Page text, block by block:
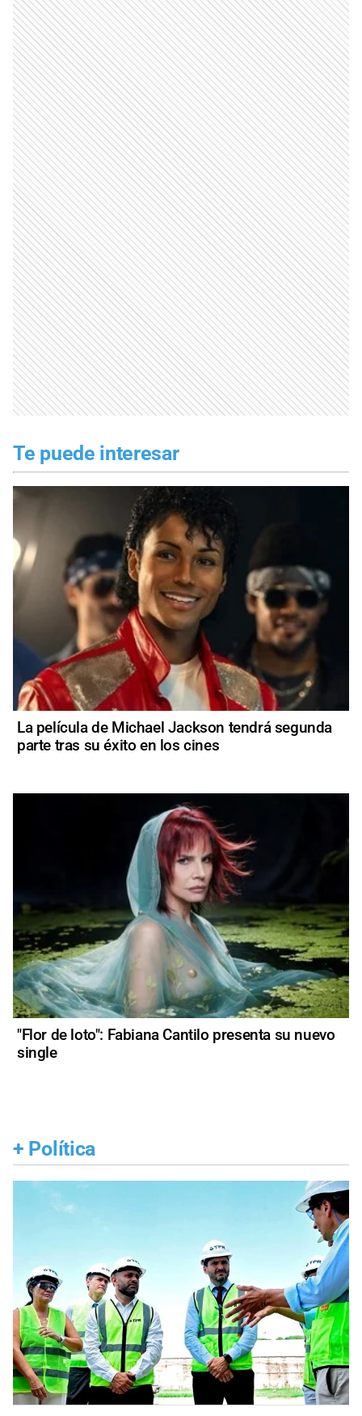
Te puede interesar
La película de Michael Jackson tendrá segunda
parte tras su éxito en los cines
"Flor de loto": Fabiana Cantilo presenta su nuevo
single
+ Política